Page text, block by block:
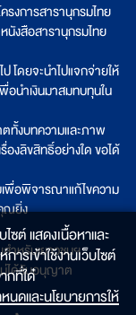
รงการสารานุกรมไทย
นังสือสารานุกรมไทย
โดยจะนำไปแจกจ่ายให้
อนำเงินมาสมทบทุนใน
ทั้งบทความและภาพ
องลิขสิทธิ์อย่างใด ขอได้
เพื่อพิจารณาแก้ไขความ
ณยิ่ง
ำหรับเยาวชนฯ
ม่ได้รับอนุญาต
ซต์ แสดงเนื้อหาและ
รเข้าใช้งานเว็บไซต์
กที่ใด๋
นดและนโยบายการให้